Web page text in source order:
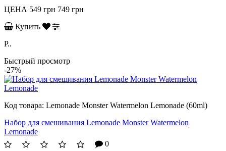
ЦЕНА 549 грн 749 грн
Купить
P..
Быстрый просмотр
-27%
Код товара: Lemonade Monster Watermelon Lemonade (60ml)
Набор для смешивания Lemonade Monster Watermelon
Lemonade
0